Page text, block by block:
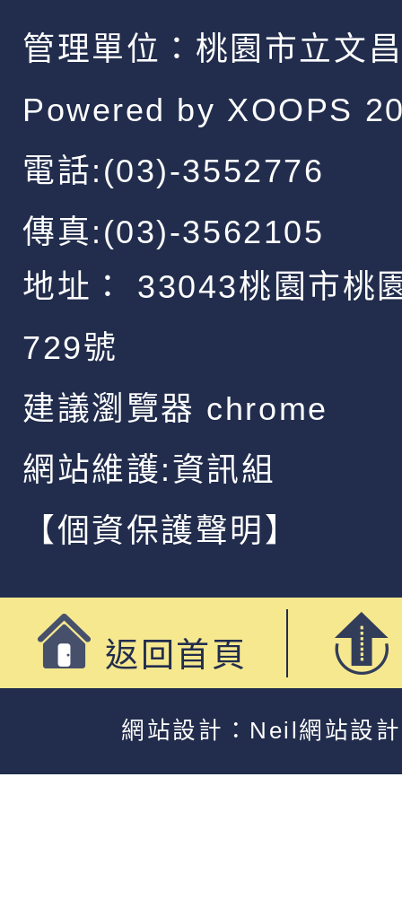
管理單位： 桃園市立文
Powered by XOOPS
電話:(03)-3552776
傳真:(03)-3562105
地址：
33043桃園市桃
729號
建議瀏覽器 chrome
網站維護:資訊組
【個資保護聲明】
返回首頁
網站設計：Neil網站設